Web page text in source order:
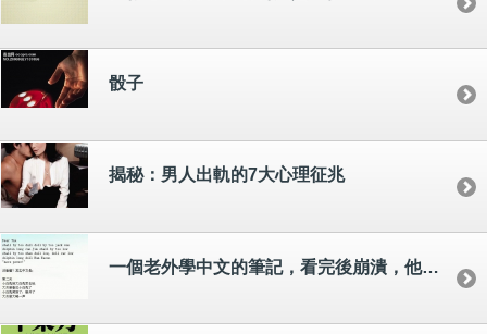
骰子
揭秘：男人出軌的7大心理征兆
一個老外學中文的筆記，看完後崩潰，他記的是……